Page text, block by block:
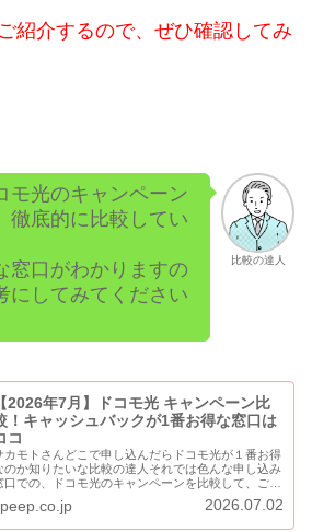
紹介するので、ぜひ確認してみ
比較の達人
モ光のキャンペーン
徹底的に比較してい
窓口がわかりますの
にしてみてください
【2026年7月】ドコモ光 キャンペーン比
！キャッシュバックが1番お得な窓口は
コ
カモトさんどこで申し込んだらドコモ光が１番お得
のか知りたいな比較の達人それでは色んな申し込み
口での、ドコモ光のキャンペーンを比較して、ご紹
介しましょう。この記事では、ドコモ光の契約前に必
知っておかないといけない、重要な割引・特典に
2026.07.02